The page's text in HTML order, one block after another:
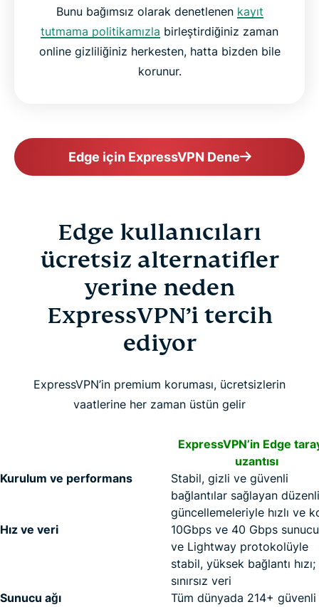
Bunu bağımsız olarak denetlenen kayıt
tutmama politikamızla birleştirdiğiniz zaman
online gizliliğiniz herkesten, hatta bizden bile
korunur.
Edge için ExpressVPN Dene
Edge kullanıcıları
ücretsiz alternatifler
yerine neden
ExpressVPN’i tercih
ediyor
ExpressVPN’in premium koruması, ücretsizlerin
vaatlerine her zaman üstün gelir
ExpressVPN’in Edge
uzantısı
Kurulum ve performans
Stabil, gizli ve güvenli
bağlantılar sağlayan düzenli
güncellemeleriyle hızlı ve
Hız ve veri
10Gbps ve 40 Gbps
ve Lightway protokolüyle
stabil, yüksek bağlantı hızı;
sınırsız veri
Sunucu ağı
Tüm dünyada 214+ güvenli